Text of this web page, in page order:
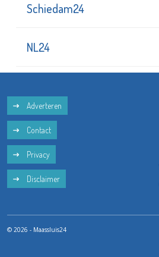
Schiedam24
NL24
Adverteren
Contact
Privacy
Disclaimer
© 2026 - Maassluis24